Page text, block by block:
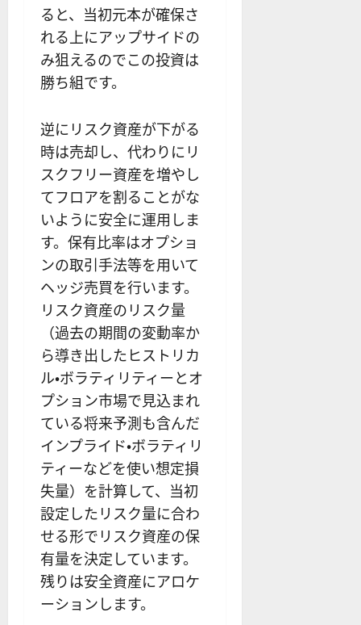
ると、当初元本が確保さ
れる上にアップサイドの
み狙えるのでこの投資は
勝ち組です。
逆にリスク資産が下がる
時は売却し、代わりにリ
スクフリー資産を増やし
てフロアを割ることがな
いように安全に運用しま
す。保有比率はオプショ
ンの取引手法等を用いて
ヘッジ売買を行います。
リスク資産のリスク量
（過去の期間の変動率か
ら導き出したヒストリカ
ル・ボラティリティーとオ
プション市場で見込まれ
ている将来予測も含んだ
インプライド・ボラティリ
ティーなどを使い想定損
失量）を計算して、当初
設定したリスク量に合わ
せる形でリスク資産の保
有量を決定しています。
残りは安全資産にアロケ
ーションします。